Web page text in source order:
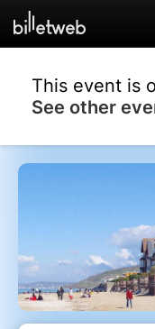
This event is
See other